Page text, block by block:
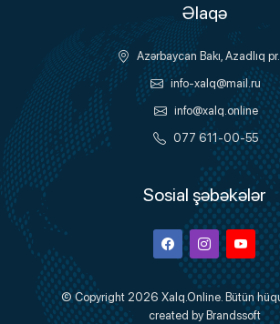
Əlaqə
Azərbaycan Bakı, Azadlıq
info-xalq@mail.ru
info@xalq.online
077 611-00-55
Sosial şəbəkələr
FacebookInstagramYoutube
© Copyright 2026 Xalq.Online. Bütün
created by Brandssoft